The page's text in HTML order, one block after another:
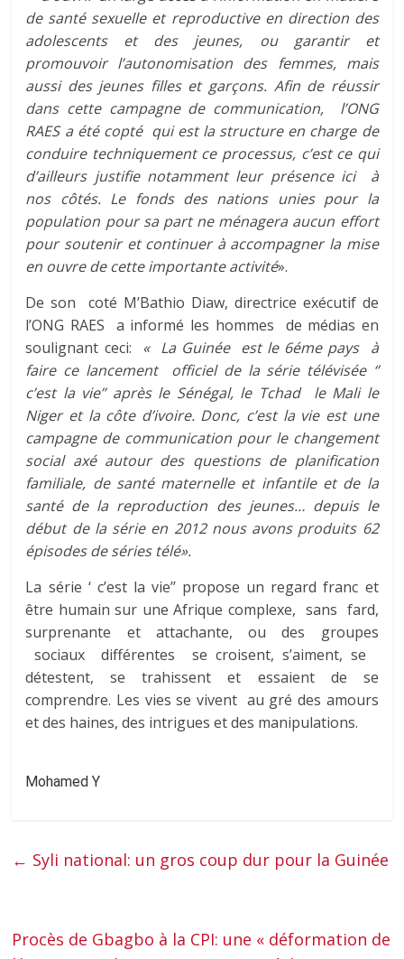
de santé sexuelle et reproductive en direction des
adolescents et des jeunes, ou garantir et
promouvoir l’autonomisation des femmes, mais
aussi des jeunes filles et garçons. Afin de réussir
dans cette campagne de communication, l’ONG
RAES a été copté qui est la structure en charge de
conduire techniquement ce processus, c’est ce qui
d’ailleurs justifie notamment leur présence ici à
nos côtés. Le fonds des nations unies pour la
population pour sa part ne ménagera aucun effort
pour soutenir et continuer à accompagner la mise
en ouvre de cette importante activité».
De son coté M’Bathio Diaw, directrice exécutif de
l’ONG RAES a informé les hommes de médias en
soulignant ceci: « La Guinée est le 6éme pays à
faire ce lancement officiel de la série télévisée ‘’
c’est la vie’’ après le Sénégal, le Tchad le Mali le
Niger et la côte d’ivoire. Donc, c’est la vie est une
campagne de communication pour le changement
social axé autour des questions de planification
familiale, de santé maternelle et infantile et de la
santé de la reproduction des jeunes… depuis le
début de la série en 2012 nous avons produits 62
épisodes de séries télé».
La série ‘ c’est la vie’’ propose un regard franc et
être humain sur une Afrique complexe, sans fard,
surprenante et attachante, ou des groupes
sociaux différentes se croisent, s’aiment, se
détestent, se trahissent et essaient de se
comprendre. Les vies se vivent au gré des amours
et des haines, des intrigues et des manipulations.
Mohamed Y
← Syli national: un gros coup dur pour la Guinée
Procès de Gbagbo à la CPI: une « déformation de